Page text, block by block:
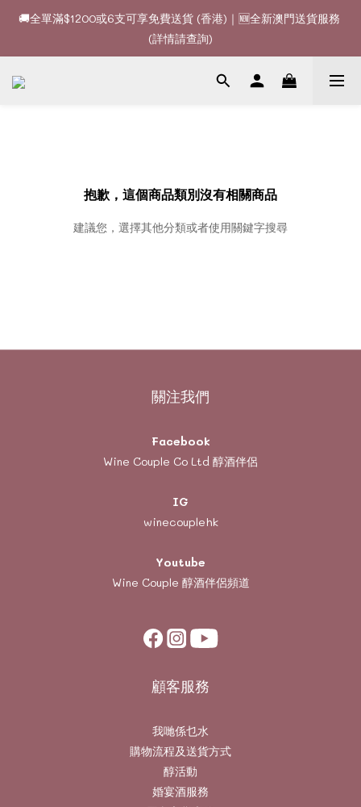
🚚全單滿$1200或6支可享免費送貨 (香港)｜🆕全新澳門送貨服務
(詳情請查詢)
🚚全單滿$1200或6支可享免費送貨 (香港)｜🆕全新澳門送貨服務
(詳情請查詢)
🍷酒款、優惠經常更新，請時刻追蹤我地😊｜🤵👰Wine Couple
抱歉，這個商品類別沒有相關商品
建議您，選擇其他分類或者使用關鍵字搜尋
關注我們
Facebook
Wine Couple Co Ltd 醇酒伴侶
IG
winecouplehk
Youtube
Wine Couple 醇酒伴侶頻道
顧客服務
我哋係乜水
購物流程及送貨方式
醇活動
婚宴酒服務